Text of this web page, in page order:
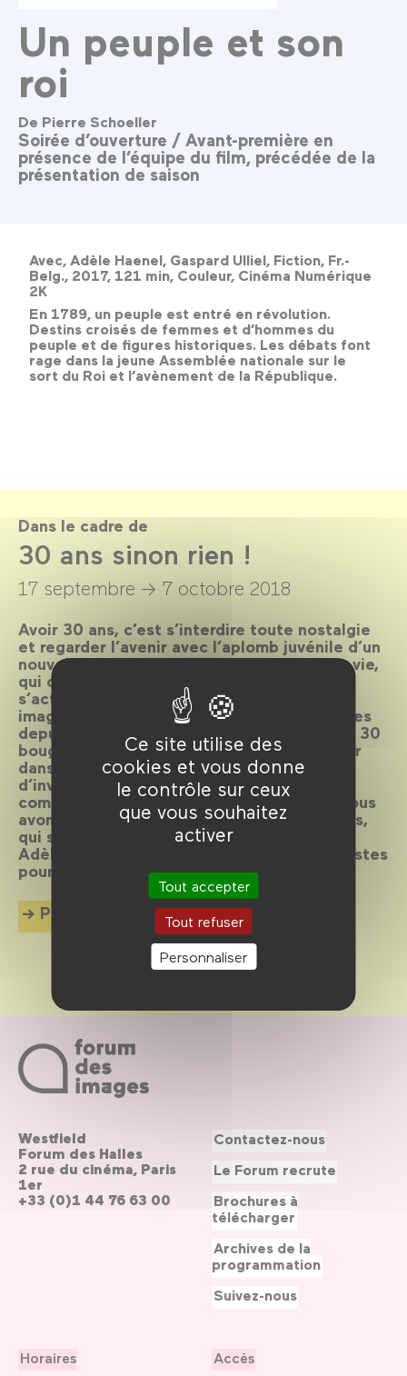
Ce site utilise des
cookies et vous donne
le contrôle sur ceux
que vous souhaitez
activer
Tout accepter
Tout refuser
Personnaliser
Un peuple et son
roi
De Pierre Schoeller
Soirée d’ouverture / Avant-première en
présence de l’équipe du film, précédée de la
présentation de saison
Avec, Adèle Haenel, Gaspard Ulliel, Fiction, Fr.-
Belg., 2017, 121 min, Couleur, Cinéma Numérique
2K
En 1789, un peuple est entré en révolution.
Destins croisés de femmes et d’hommes du
peuple et de figures historiques. Les débats font
rage dans la jeune Assemblée nationale sur le
sort du Roi et l’avènement de la République.
Dans le cadre de
30 ans sinon rien !
17 septembre → 7 octobre 2018
Avoir 30 ans, c’est s’interdire toute nostalgie
et regarder l’avenir avec l’aplomb juvénile d’un
nouvel adulte. Celui qui entre dans la vraie vie,
qui cesse un peu de singer ses aînés pour
s’activer à devenir soi-même. Le Forum des
images, qui a connu bien des métamorphoses
depuis la Vidéothèque de Paris, souffle ses 30
bougies. Plutôt que de se mirer et s’admirer
dans le miroir du passé, nous avons choisi
d’inviter à cette fête 30 cinéastes qui ont
compté pour nous ou pour qui, qui sait ?, nous
avons compté. 30 cinéastes et deux acteurs,
qui seront les visages de cet anniversaire :
Adèle Haenel et Vincent Lacoste, deux artistes
pour qui 30 ans, c’est encore demain.
Plus d'info
Westfield
Forum des Halles
2 rue du cinéma, Paris
1er
+33 (0)1 44 76 63 00
Horaires Accès
Contactez-nous
Le Forum recrute
Brochures à
télécharger
Archives de la
programmation
Suivez-nous